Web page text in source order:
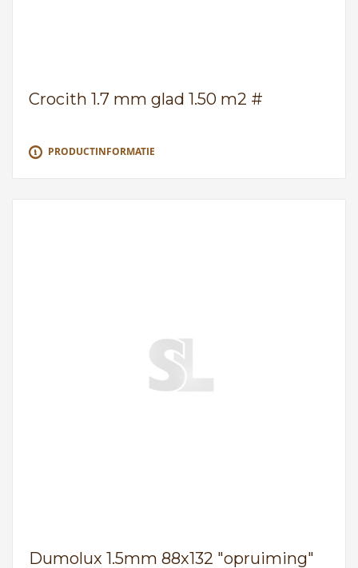
Crocith 1.7 mm glad 1.50 m2 #
PRODUCTINFORMATIE
Dumolux 1.5mm 88x132 "opruiming"